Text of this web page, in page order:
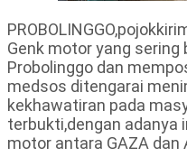
Genk motor yang
Probolinggo dan
medsos ditengarai
kekhawatiran pada
terbukti,dengan adanya
motor antara GAZA dan